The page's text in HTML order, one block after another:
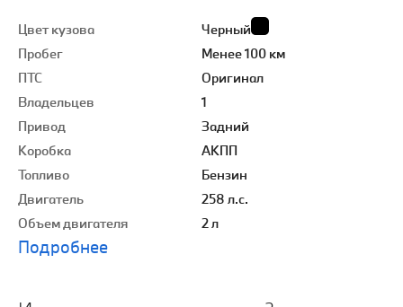
Цвет кузова
Черный
Пробег
Менее 100 км
ПТС
Оригинал
Владельцев
1
Привод
Задний
Коробка
АКПП
Топливо
Бензин
Двигатель
258 л.с.
Объем двигателя
2 л
Подробнее